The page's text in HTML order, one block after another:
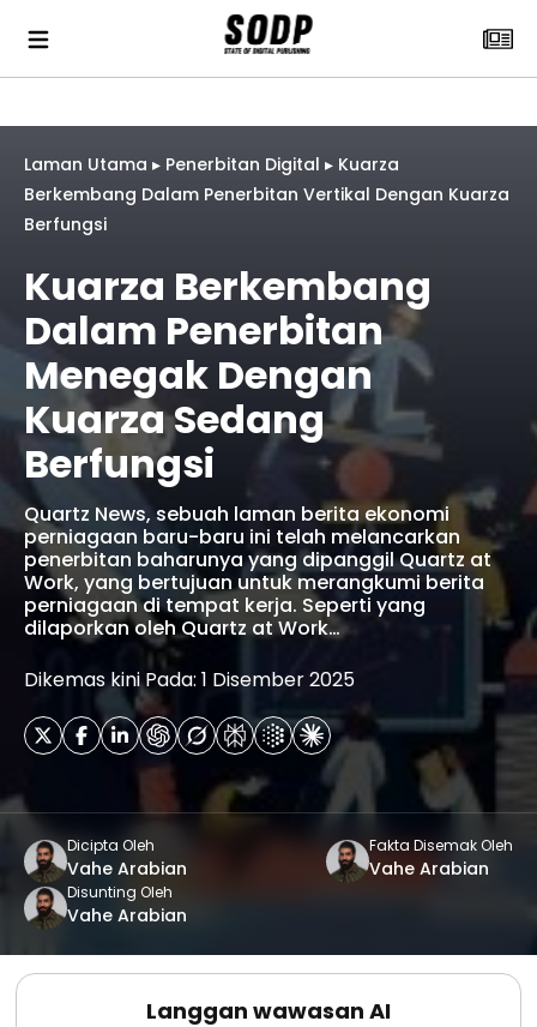
Laman Utama ▸ Penerbitan Digital ▸ Kuarza
Berkembang Dalam Penerbitan Vertikal Dengan Kuarza
Berfungsi
Kuarza Berkembang
Dalam Penerbitan
Menegak Dengan
Kuarza Sedang
Berfungsi
Quartz News, sebuah laman berita ekonomi
perniagaan baru-baru ini telah melancarkan
penerbitan baharunya yang dipanggil Quartz at
Work, yang bertujuan untuk merangkumi berita
perniagaan di tempat kerja. Seperti yang
dilaporkan oleh Quartz at Work…
Dikemas kini Pada: 1 Disember 2025
Dicipta Oleh
Vahe Arabian
Fakta Disemak Oleh
Vahe Arabian
Disunting Oleh
Vahe Arabian
Langgan wawasan AI